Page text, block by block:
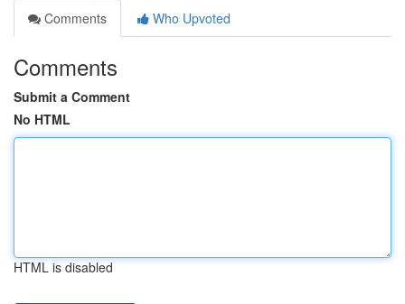
Comments
Who Upvoted
Comments
Submit a Comment
No HTML
HTML is disabled